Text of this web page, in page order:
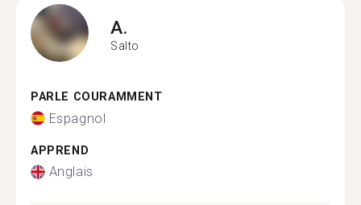
A.
Salto
PARLE COURAMMENT
Espagnol
APPREND
Anglais